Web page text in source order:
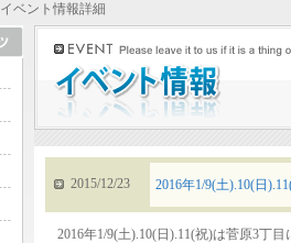
イベント情報詳細
2015/12/23 2016年1/9(土).10(日
2016年1/9(土).10(日).11(祝)は菅原3丁目